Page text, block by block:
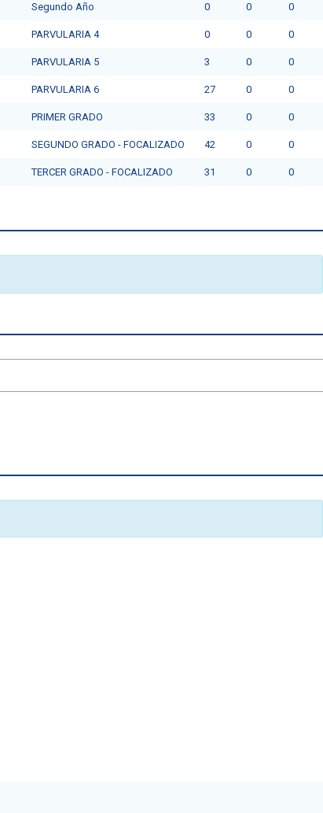
Segundo Año 0 0 0
PARVULARIA 4 0 0 0
PARVULARIA 5 3 0 0
PARVULARIA 6 27 0 0
PRIMER GRADO 33 0 0
SEGUNDO GRADO - FOCALIZADO 42 0 0
TERCER GRADO - FOCALIZADO 31 0 0